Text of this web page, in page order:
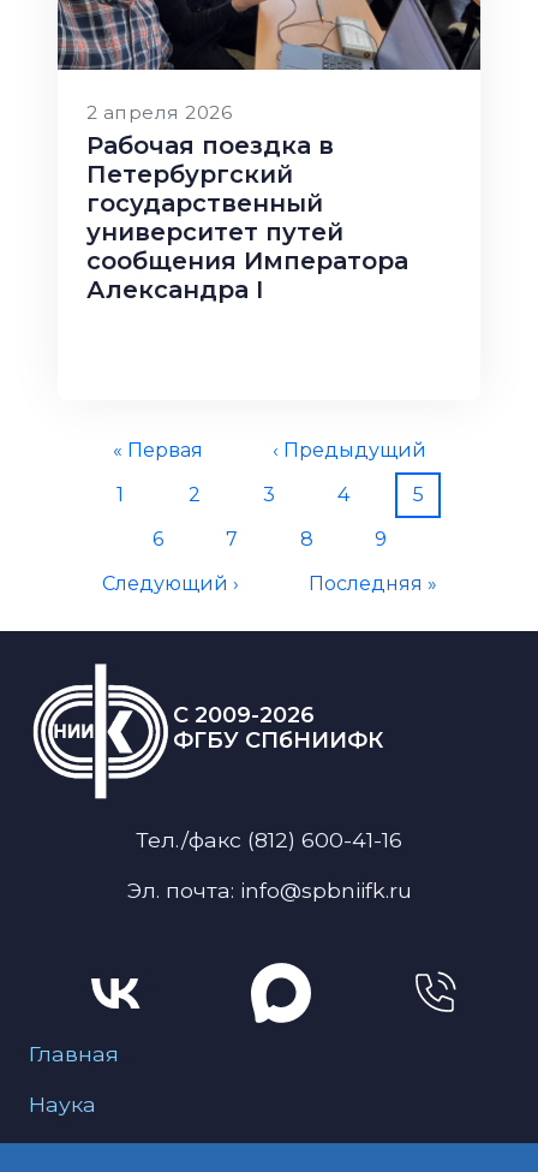
2 апреля 2026
Рабочая поездка в
Петербургский
государственный
университет путей
сообщения Императора
Александра I
Нумерация страниц
Первая страница
« Первая Предыдущая страница
‹ Предыдущий
Страница
1 Страница
2 Страница
3 Страница
4 Текущая
5
Страница
6 Страница
7 Страница
8 Страница
9
Следующая страница
Следующий › Последняя страница
Последняя »
C 2009-2026
ФГБУ СПбНИИФК
Тел./факс (812) 600-41-16
Эл. почта: info@spbniifk.ru
Меню для подвала
Главная
Наука